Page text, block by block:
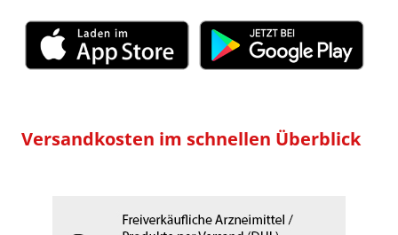
Versandkosten im schnellen Überblick